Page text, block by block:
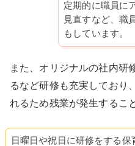
定期的に職員に
見直すなど、職
もしています。
また、オリジナルの社内研
るなど研修も充実しており
れるため残業が発生するこ
日曜日や祝日に研修をする保